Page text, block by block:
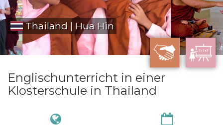
Thailand | Hua Hin
Englischunterricht in einer
Klosterschule in Thailand